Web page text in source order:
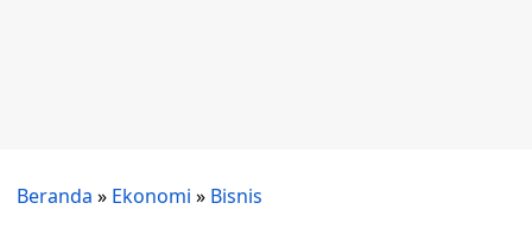
Beranda » Ekonomi » Bisnis